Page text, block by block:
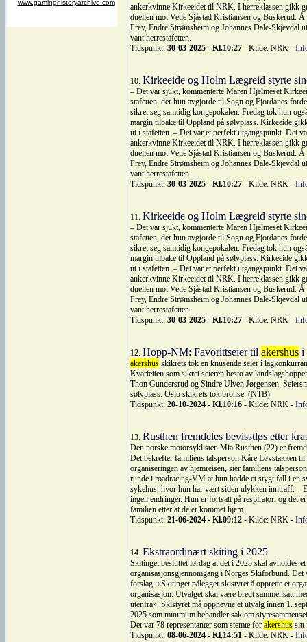
ankerkvinne Kirkeeidet til NRK. I herreklassen gikk
duellen mot Vetle Sjåstad Kristiansen og Buskerud.
Frey, Endre Strømsheim og Johannes Dale-Skjevdal
vant herrestafetten.
Tidspunkt: 30-03-2025 - Kl.10:27 - Kilde: NRK -
10. Kirkeeide og Holm Lægreid styrte
– Det var sjukt, kommenterte Maren Hjelmeset
stafetten, der hun avgjorde til Sogn og Fjordanes
sikret seg samtidig kongepokalen. Fredag tok hun
margin tilbake til Oppland på sølvplass. Kirkeeide
ut i stafetten. – Det var et perfekt utgangspunkt. Det
ankerkvinne Kirkeeidet til NRK. I herreklassen gikk
duellen mot Vetle Sjåstad Kristiansen og Buskerud.
Frey, Endre Strømsheim og Johannes Dale-Skjevdal
vant herrestafetten.
Tidspunkt: 30-03-2025 - Kl.10:27 - Kilde: NRK -
11. Kirkeeide og Holm Lægreid styrte
– Det var sjukt, kommenterte Maren Hjelmeset
stafetten, der hun avgjorde til Sogn og Fjordanes
sikret seg samtidig kongepokalen. Fredag tok hun
margin tilbake til Oppland på sølvplass. Kirkeeide
ut i stafetten. – Det var et perfekt utgangspunkt. Det
ankerkvinne Kirkeeidet til NRK. I herreklassen gikk
duellen mot Vetle Sjåstad Kristiansen og Buskerud.
Frey, Endre Strømsheim og Johannes Dale-Skjevdal
vant herrestafetten.
Tidspunkt: 30-03-2025 - Kl.10:27 - Kilde: NRK -
12. Hopp-NM: Favorittseier til akershus i
akershus skikrets tok en knusende seier i
Kvartetten som sikret seieren besto av
Thon Gundersrud og Sindre Ulven Jørgensen.
sølvplass. Oslo skikrets tok bronse. (NTB)
Tidspunkt: 20-10-2024 - Kl.10:16 - Kilde: NRK -
13. Rusthen fremdeles bevisstløs etter
Den norske motorsyklisten Mia Rusthen (22) er
Det bekrefter familiens talsperson Kåre Løvstakken
organiseringen av hjemreisen, sier familiens
runde i roadracing-VM at hun hadde et stygt fall i en
sykehus, hvor hun har vært siden ulykken inntraff. –
ingen endringer. Hun er fortsatt på respirator, og det
familien etter at de er kommet hjem.
Tidspunkt: 21-06-2024 - Kl.09:12 - Kilde: NRK -
14. Ekstraordinært skiting i 2025
Skitinget besluttet lørdag at det i 2025 skal avholdes
organisasjonsgjennomgang i Norges Skiforbund.
forslag: «Skitinget pålegger skistyret å opprette et
organisasjon. Utvalget skal være bredt sammensatt
utenfra». Skistyret må oppnevne et utvalg innen 1.
2025 som minimum behandler sak om
Det var 78 representanter som stemte for akershus sitt
Tidspunkt: 08-06-2024 - Kl.14:51 - Kilde: NRK -